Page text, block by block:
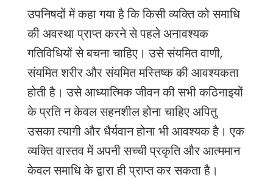
उपनिषदों में कहा गया है कि किसी व्यक्ति को समाधि
की अवस्था प्राप्त करने से पहलेअनावश्यक
गतिविधियोंसेबचनाचाहिए। उसेसंयमित वाणी,
संयमित शरीर और संयमित मस्तिष्क की आवश्यकता
होती है। उसे आध्यात्मिक जीवन की सभी कठिनाइयों
के प्रति न केवल सहनशील होना चाहिए अपितु
उसका त्यागी और धैर्यवान होना भी आवश्यक है। एक
व्यक्ति वास्तव में अपनी सच्ची प्रकृतिऔरआत्ममान
केवल समाधि के द्वारा ही प्राप्त कर सकता है।